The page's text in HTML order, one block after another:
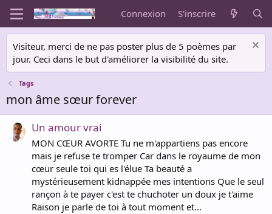
Connexion S'inscrire
Visiteur, merci de ne pas poster plus de 5 poèmes par
jour. Ceci dans le but d'améliorer la visibilité du site.
Tags
mon âme sœur forever
Un amour vrai
MON CŒUR AVORTE Tu ne m'appartiens pas encore
mais je refuse te tromper Car dans le royaume de mon
cœur seule toi qui es l'élue Ta beauté a
mystérieusement kidnappée mes intentions Que le seul
rançon à te payer c'est te chuchoter un doux je t'aime
Raison je parle de toi à tout moment et...